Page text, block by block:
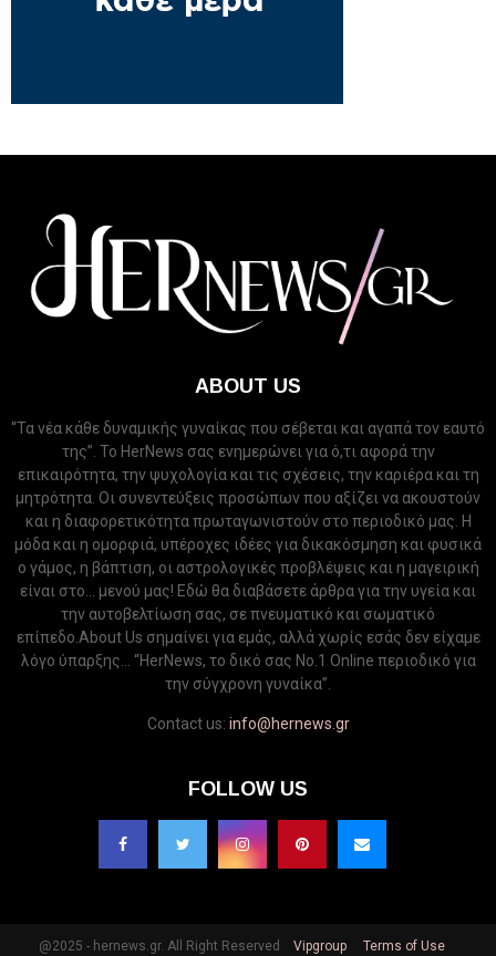
ABOUT US
“Τα νέα κάθε δυναμικής γυναίκας που σέβεται και αγαπά τον εαυτό
της”. Το HerNews σας ενημερώνει για ό,τι αφορά την
επικαιρότητα, την ψυχολογία και τις σχέσεις, την καριέρα και τη
μητρότητα. Οι συνεντεύξεις προσώπων που αξίζει να ακουστούν
και η διαφορετικότητα πρωταγωνιστούν στο περιοδικό μας. Η
μόδα και η ομορφιά, υπέροχες ιδέες για δικακόσμηση και φυσικά
ο γάμος, η βάπτιση, οι αστρολογικές προβλέψεις και η μαγειρική
είναι στο... μενού μας! Εδώ θα διαβάσετε άρθρα για την υγεία και
την αυτοβελτίωση σας, σε πνευματικό και σωματικό
επίπεδο.About Us σημαίνει για εμάς, αλλά χωρίς εσάς δεν είχαμε
λόγο ύπαρξης... “HerNews, το δικό σας Νo.1 Online περιοδικό για
την σύγχρονη γυναίκα”.
Contact us: info@hernews.gr
FOLLOW US
@2025 - hernews.gr. All Right Reserved Vipgroup Terms of Use